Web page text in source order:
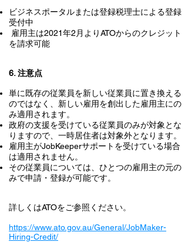
ビジネスポータルまたは登録税理士による登録
受付中
雇用主は2021年2月よりATOからのクレジット
を請求可能
6. 注意点
単に既存の従業員を新しい従業員に置き換える
のではなく、新しい雇用を創出した雇用主にの
み適用されます。
政府の支援を受けている従業員のみが対象とな
りますので、一時居住者は対象外となります。
雇用主がJobKeeperサポートを受けている場合
は適用されません。
その従業員については、ひとつの雇用主の元の
みで申請・登録が可能です。
詳しくはATOをご参照ください。
https://www.ato.gov.au/General/JobMaker-
Hiring-Credit/